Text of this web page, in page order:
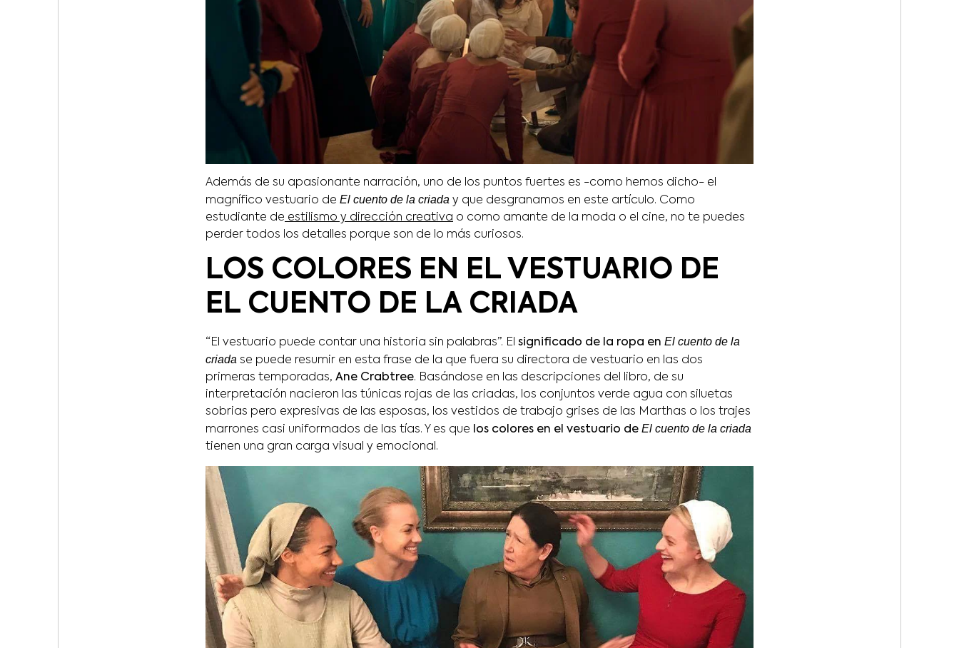
Además de su apasionante narración, uno de los puntos fuertes es -como hemos dicho- el
magnífico vestuario de El cuento de la criada y que desgranamos en este artículo. Como
estudiante de estilismo y dirección creativa o como amante de la moda o el cine, no te puedes
perder todos los detalles porque son de lo más curiosos.
LOS COLORES EN EL VESTUARIO DE
EL CUENTO DE LA CRIADA
“El vestuario puede contar una historia sin palabras”. El significado de la ropa en El cuento de la
criada se puede resumir en esta frase de la que fuera su directora de vestuario en las dos
primeras temporadas, Ane Crabtree. Basándose en las descripciones del libro, de su
interpretación nacieron las túnicas rojas de las criadas, los conjuntos verde agua con siluetas
sobrias pero expresivas de las esposas, los vestidos de trabajo grises de las Marthas o los trajes
marrones casi uniformados de las tías. Y es que los colores en el vestuario de El cuento de la criada
tienen una gran carga visual y emocional.